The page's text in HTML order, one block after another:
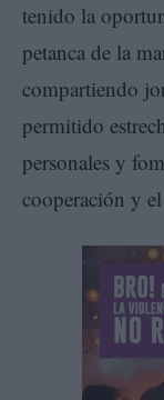
tenido la
petanca de la
compartiendo
permitido
personales y
cooperación y